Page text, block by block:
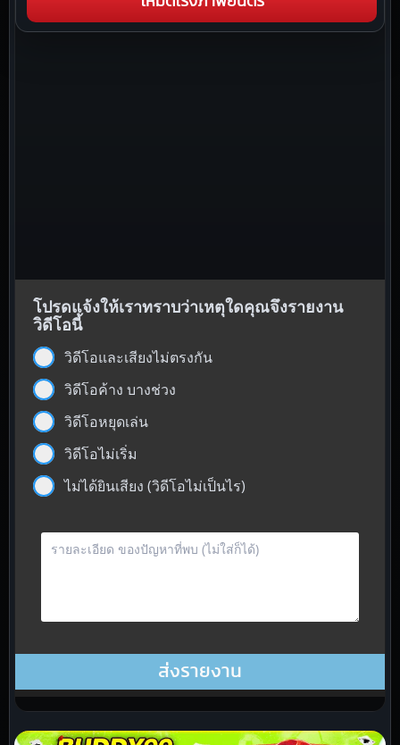
โปรดแจ้งให้เราทราบว่าเหตุใดคุณจึงรายงาน
วิดีโอนี้
วิดีโอและเสียงไม่ตรงกัน
วิดีโอค้าง บางช่วง
วิดีโอหยุดเล่น
วิดีโอไม่เริ่ม
ไม่ได้ยินเสียง (วิดีโอไม่เป็นไร)